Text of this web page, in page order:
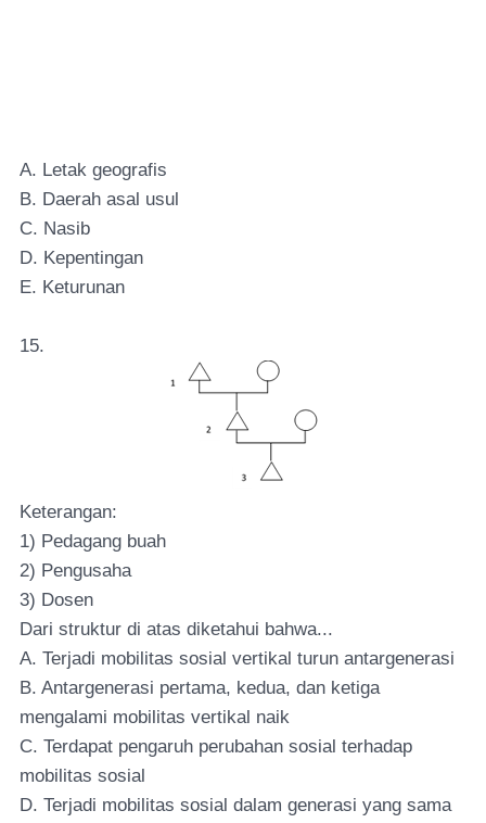
A. Letak geografis
B. Daerah asal usul
C. Nasib
D. Kepentingan
E. Keturunan
15.
Keterangan:
1) Pedagang buah
2) Pengusaha
3) Dosen
Dari struktur di atas diketahui bahwa...
A. Terjadi mobilitas sosial vertikal turun antargenerasi
B. Antargenerasi pertama, kedua, dan ketiga
mengalami mobilitas vertikal naik
C. Terdapat pengaruh perubahan sosial terhadap
mobilitas sosial
D. Terjadi mobilitas sosial dalam generasi yang sama